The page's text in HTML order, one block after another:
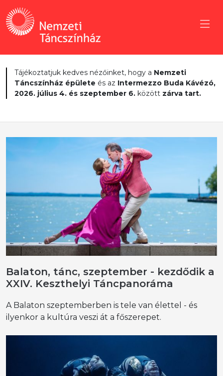
Tájékoztatjuk kedves nézőinket, hogy a Nemzeti
Táncszínház épülete és az Intermezzo Buda Kávézó,
2026. július 4. és szeptember 6. között zárva tart.
Balaton, tánc, szeptember - kezdődik a
XXIV. Keszthelyi Táncpanoráma
A Balaton szeptemberben is tele van élettel - és
ilyenkor a kultúra veszi át a főszerepet.